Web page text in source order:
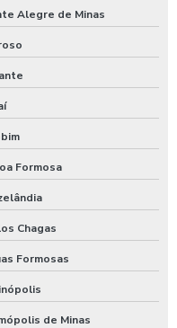
Alegre de Minas
Formosa
Chagas
Formosas
de Minas